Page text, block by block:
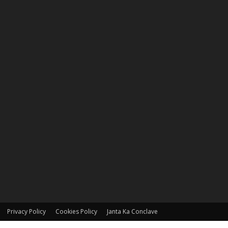
Privacy Policy Cookies Policy Janta Ka Conclave